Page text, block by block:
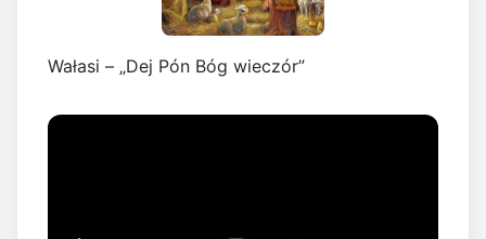
Wałasi – „Dej Pón Bóg wieczór”